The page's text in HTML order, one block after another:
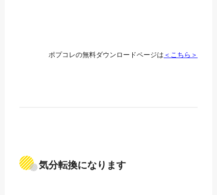
ポプコレの無料ダウンロードページは ＜こちら＞
気分転換になります